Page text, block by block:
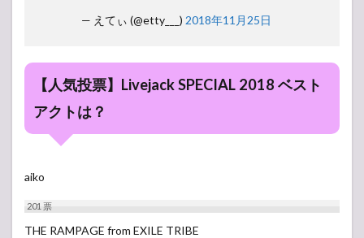
— えてぃ (@etty___) 2018年11月25日
【人気投票】Livejack SPECIAL 2018 ベスト
アクトは？
aiko
201票
THE RAMPAGE from EXILE TRIBE